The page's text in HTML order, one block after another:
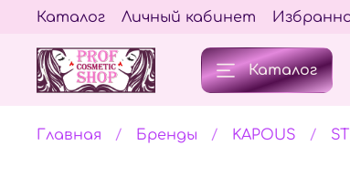
Каталог Личный кабинет
Каталог
Главная Бренды KAPOUS